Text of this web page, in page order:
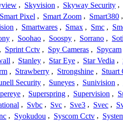
, Skyvision , Skyway Security ,
Smart Pixel , Smart Zoom , Smart380 ,
, Smartwares , Smax , Smc ,
, Soohao , Soospy , Sorrano ,
, Sprint Cctv , Spy Cameras , Spycam
, Stanley , Star Eye , Star Vedia ,
, Strawberry , Strongshine , Stuart
Security , Suneyes , Sunivision ,
, Superspring , Supervision ,
, Svbc , Svc , Sve3 , Svec ,
, Syokudou , Syscom Cctv ,